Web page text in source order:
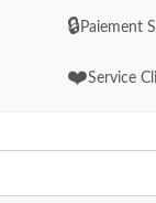
🔒Paiement
❤️Service